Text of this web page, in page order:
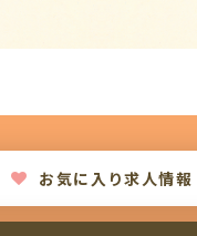
お気に入り求人情報